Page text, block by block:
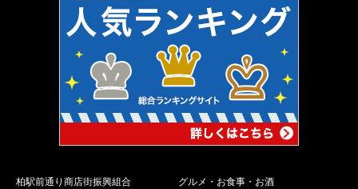
柏駅前通り商店街振興組合
グルメ・お食事・お酒